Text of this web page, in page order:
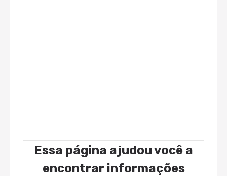
Essa página ajudou você a
encontrar informações